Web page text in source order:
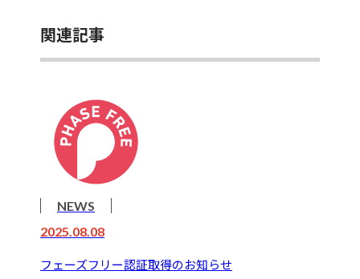
関連記事
NEWS
2025.08.08
フェーズフリー認証取得のお知らせ